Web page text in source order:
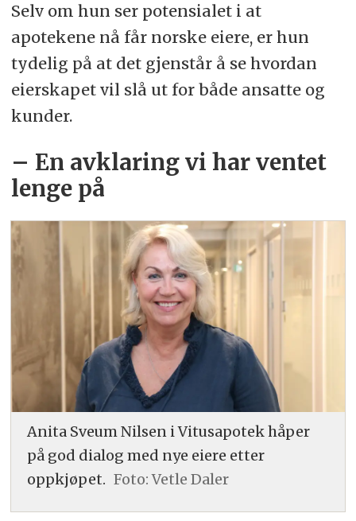
Selv om hun ser potensialet i at
apotekene nå får norske eiere, er hun
tydelig på at det gjenstår å se hvordan
eierskapet vil slå ut for både ansatte og
kunder.
– En avklaring vi har ventet
lenge på
Anita Sveum Nilsen i Vitusapotek håper
på god dialog med nye eiere etter
oppkjøpet. Foto: Vetle Daler